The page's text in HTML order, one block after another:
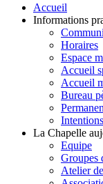
Accueil
Informations
Horaires
Espace
Accueil
Accueil
Bureau
La Chapelle
Equipe
Groupes
Atelier